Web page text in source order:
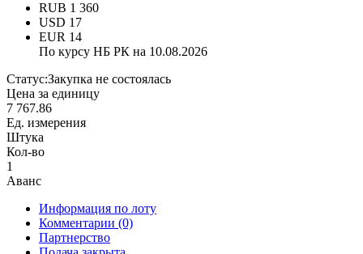
RUB 1 360
USD 17
EUR 14
По курсу НБ РК на 10.08.2026
Статус:Закупка не состоялась
Цена за единицу
7 767.86
Ед. измерения
Штука
Кол-во
1
Аванс
Информация по лоту
Комментарии (0)
Партнерство